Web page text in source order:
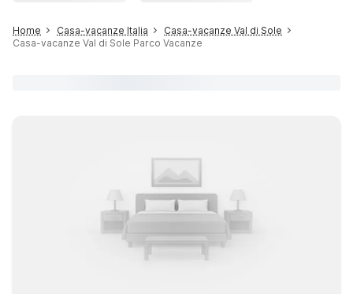
Home Casa-vacanze Italia
Casa-vacanze Val di Sole
Casa-vacanze Val di Sole Parco Vacanze